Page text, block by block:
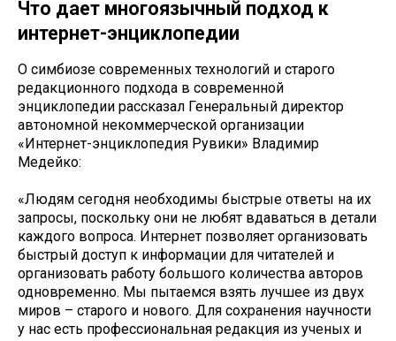
Что дает многоязычный подход к
интернет-энциклопедии
О симбиозе современных технологий и старого
редакционного подхода в современной
энциклопедии рассказал Генеральный директор
автономной некоммерческой организации
«Интернет-энциклопедия Рувики» Владимир
Медейко:
«Людям сегодня необходимы быстрые ответы на их
запросы, поскольку они не любят вдаваться в детали
каждого вопроса. Интернет позволяет организовать
быстрый доступ к информации для читателей и
организовать работу большого количества авторов
одновременно. Мы пытаемся взять лучшее из двух
миров – старого и нового. Для сохранения научности
у нас есть профессиональная редакция из ученых и